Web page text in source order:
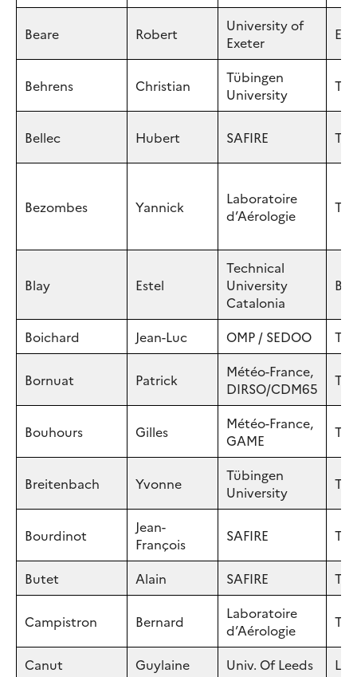
Beare Robert
University of
Exeter
Behrens Christian
Tübingen
University
Bellec Hubert SAFIRE
Bezombes Yannick
Laboratoire
d’Aérologie
Blay Estel
Technical
University
Catalonia
Boichard Jean-Luc OMP / SEDOO
Bornuat Patrick
Météo-France,
DIRSO/CDM65
Bouhours Gilles
Météo-France,
GAME
Breitenbach Yvonne
Tübingen
University
Bourdinot
Jean-
François
SAFIRE
Butet Alain SAFIRE
Campistron Bernard
Laboratoire
d’Aérologie
Canut Guylaine Univ. Of Leeds